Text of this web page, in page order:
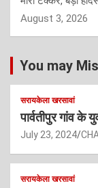
August 3, 2026
You may
सरायकेला खरसावां
पार्वतीपुर गांव के
July 23, 2024
सरायकेला खरसावां